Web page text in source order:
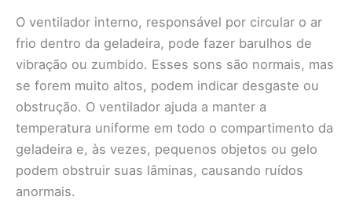
O ventilador interno, responsável por circular o ar
frio dentro da geladeira, pode fazer barulhos de
vibração ou zumbido. Esses sons são normais, mas
se forem muito altos, podem indicar desgaste ou
obstrução. O ventilador ajuda a manter a
temperatura uniforme em todo o compartimento da
geladeira e, às vezes, pequenos objetos ou gelo
podem obstruir suas lâminas, causando ruídos
anormais.